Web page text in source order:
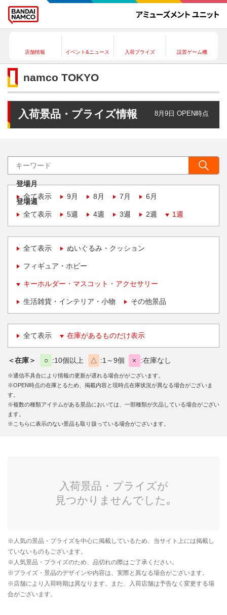
店舗情報 イベント&ニュース 入荷プライズ 設置ゲーム機
namco TOKYO
入荷景品・プライズ情報 8月9日 OPEN時点
登場月
全て表示
9月 8月 7月 6月
登場週
全て表示
5週 4週 3週 2週 1週
全て表示 ぬいぐるみ・クッション
フィギュア・ホビー
キーホルダー・マスコット・アクセサリー
生活雑貨・インテリア・小物 その他景品
全て表示 在庫があるものだけ表示
＜在庫＞ ○ 10個以上 △ 1～9個 × 在庫なし
※通信不具合により情報の更新が遅れる場合ががございます。
※OPEN時点の在庫とるため、掲載内容と現時点在庫状況が異なる場合がございま
す。
※複数の種類アイテムがある景品においては、一部種類が欠品している場合がござい
ます。
※こちらに表示のない景品も取り扱っている場合がございます。